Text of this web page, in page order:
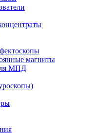
магниты
МПД